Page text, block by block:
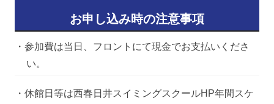
お申し込み時の注意事項
・参加費は当日、フロントにて現金でお支払いくださ
い。
・休館日等は西春日井スイミングスクールHP年間スケ